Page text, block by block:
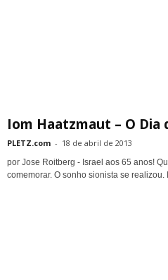
Iom Haatzmaut – O Dia
PLETZ.com - 18 de abril de 2013
por Jose Roitberg - Israel aos 65 anos!
comemorar. O sonho sionista se